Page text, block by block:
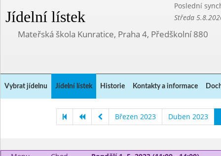
Jídelní lístek
Poslední
Středa
Mateřská škola Kunratice, Praha 4, Předškolní 880
Vybrat jídelnu Jídelní lístek Historie Kontakty a informace
Březen 2023 Duben 2023